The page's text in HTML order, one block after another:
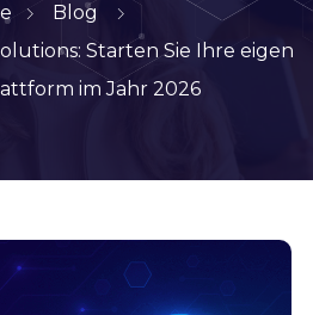
Blog
Starten Sie Ihre eigen
im Jahr 2026